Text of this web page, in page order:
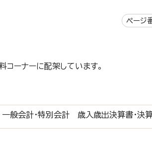
ページ
コーナーに配架しています。
般会計・特別会計 歳入歳出決算書・決